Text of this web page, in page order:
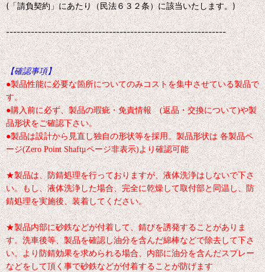
(「請負契約」にあたり（民法６３２条）に該当いたします。)
--------------------------------------------------------------
【確認事項】
●製品性能に必要な箇所についてのみコストを集中させている製品で
す。
●購入前に必ず、製品の瑕疵・免責情報 (返品・交換について)や製
品形状をご確認下さい。
●製品は設計から見直し独自の形状等を採用。製品形状は 各製品ペ
ージ(Zero Point Shaftμページ非表示)より確認可能
★製品は、防錆処理を行っておりますが、液体洗浄はしないで下さ
い。もし、液体洗浄した場合、完全に乾燥して取付部と同温し、防
錆処理を実施後、装着してください。
★製品内部に砂鉄などが付着して、錆びを誘発することがありま
す。洗車後等、製品を確認し油分を含んだ綿棒などで除去して下さ
い。より防錆効果を求められる場合、内部に油分を含んだスプレー
などをして頂く事で砂鉄などが付着することが防げます